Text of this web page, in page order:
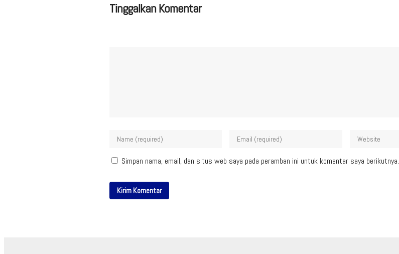
Tinggalkan Komentar
Simpan nama, email, dan situs web saya pada peramban ini untuk komentar saya berikutnya.